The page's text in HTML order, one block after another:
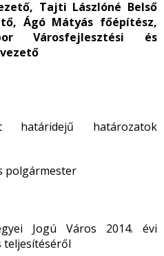
Tajti Lászlóné Belső
Ágó Mátyás főépítész,
Városfejlesztési és
határozatok
polgármester
Jogú Város 2014. évi
teljesítéséről